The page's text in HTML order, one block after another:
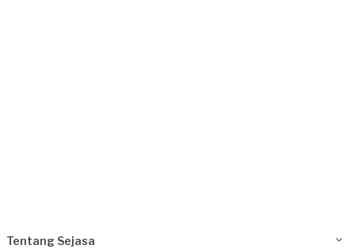
Tentang Sejasa